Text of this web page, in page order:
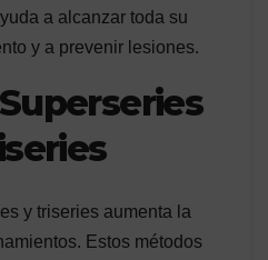
a alcanzar toda su
y a prevenir lesiones.
y triseries aumenta la
Estos métodos